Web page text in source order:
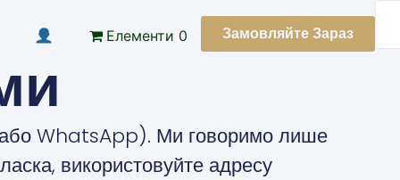
Замовляйте Зараз
Елементи 0
або WhatsApp). Ми говоримо лише
використовуйте адресу